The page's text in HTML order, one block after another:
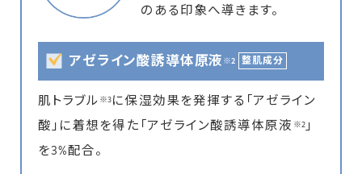
のある印象へ導きます。
アゼライン酸誘導体原液 ※2 整肌成分
肌トラブル ※3に保湿効果を発揮する「アゼライン
酸」に着想を得た「アゼライン酸誘導体原液 ※2」
を3%配合。